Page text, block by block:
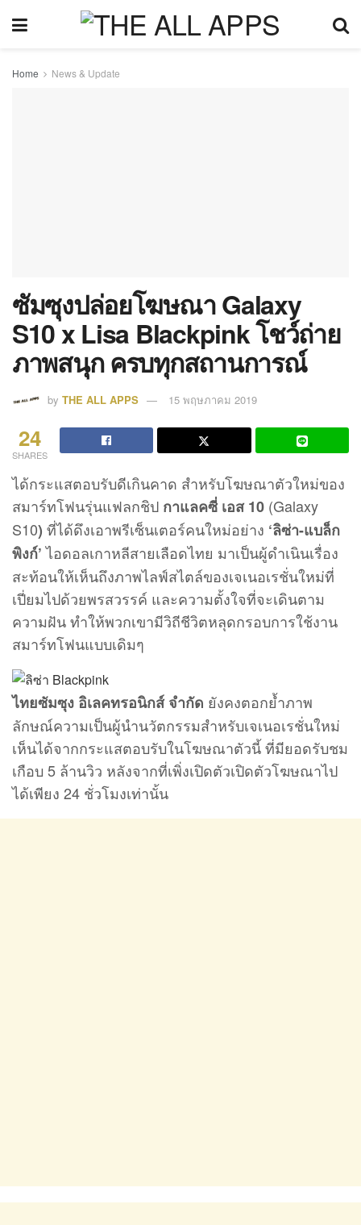
Home News & Update
ซัมซุงปล่อยโฆษณา Galaxy
S10 x Lisa Blackpink โชว์ถ่าย
ภาพสนุก ครบทุกสถานการณ์
by THE ALL APPS 15 พฤษภาคม 2019
24
SHARES
ได้กระแสตอบรับดีเกินคาด สำหรับโฆษณาตัวใหม่ของ
สมาร์ทโฟนรุ่นแฟลกชิป กาแลคซี่ เอส 10 (Galaxy
S10) ที่ได้ดึงเอาพรีเซ็นเตอร์คนใหม่อย่าง ‘ลิซ่า-แบล็ก
พิงก์’ไอดอลเกาหลีสายเลือดไทย มาเป็นผู้ดำเนินเรื่อง
สะท้อนให้เห็นถึงภาพไลฟ์สไตล์ของเจเนอเรชั่นใหม่ที่
เปี่ยมไปด้วยพรสวรรค์ และความตั้งใจที่จะเดินตาม
ความฝัน ทำให้พวกเขามีวิถีชีวิตหลุดกรอบการใช้งาน
สมาร์ทโฟนแบบเดิมๆ
ไทยซัมซุง อิเลคทรอนิกส์ จำกัด ยังคงตอกย้ำภาพ
ลักษณ์ความเป็นผู้นำนวัตกรรมสำหรับเจเนอเรชั่นใหม่
เห็นได้จากกระแสตอบรับในโฆษณาตัวนี้ ที่มียอดรับชม
เกือบ 5 ล้านวิว หลังจากที่เพิ่งเปิดตัวเปิดตัวโฆษณาไป
ได้เพียง 24 ชั่วโมงเท่านั้น